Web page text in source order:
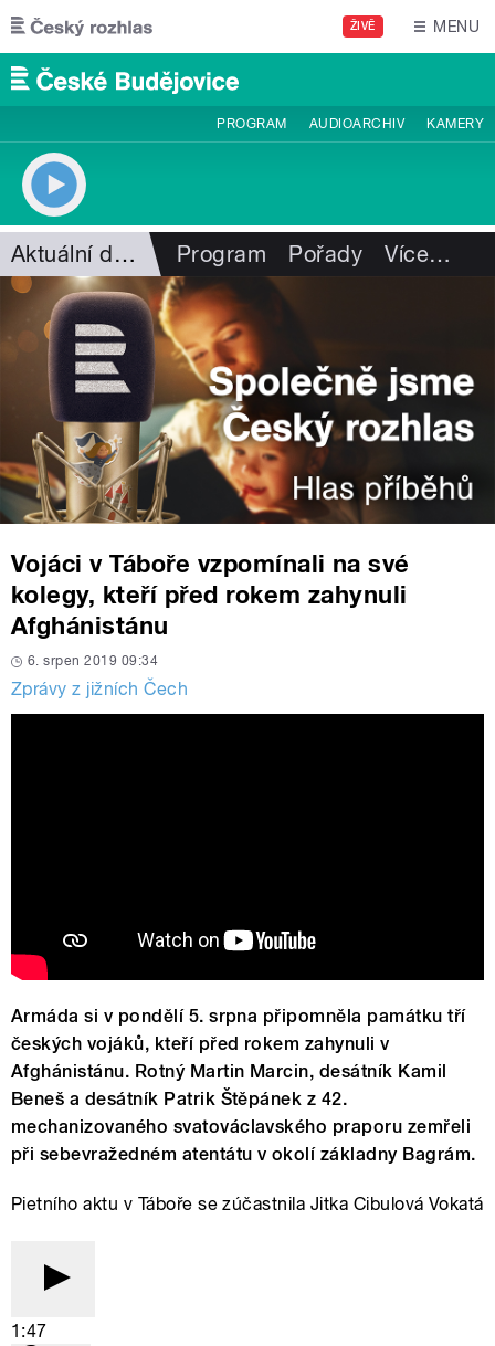
Přejít k hlavnímu obsahu
ŽIVĚ MENU
PROGRAM AUDIOARCHIV KAMERY
Aktuální dění Program Pořady Více…
Vojáci v Táboře vzpomínali na své
kolegy, kteří před rokem zahynuli
Afghánistánu
6. srpen 2019 09:34
Zprávy z jižních Čech
Armáda si v pondělí 5. srpna připomněla památku tří
českých vojáků, kteří před rokem zahynuli v
Afghánistánu. Rotný Martin Marcin, desátník Kamil
Beneš a desátník Patrik Štěpánek z 42.
mechanizovaného svatováclavského praporu zemřeli
při sebevražedném atentátu v okolí základny Bagrám.
Pietního aktu v Táboře se zúčastnila Jitka Cibulová Vokatá
1:47